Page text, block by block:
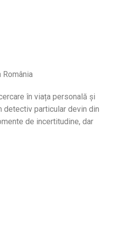
în viața personală și
detectiv particular devin din
de incertitudine, dar